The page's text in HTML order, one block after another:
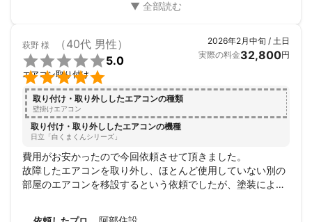
萩野 様 （40代 男性）


5.0
エアコン取り付け
2026年2月中旬 / 土日
実際の料金32,800円
取り付け・取り外ししたエアコンの種類
壁掛けエアコン
取り付け・取り外ししたエアコンの機種
日立「白くまくんシリーズ」
費用がお安かったので今回依頼させて頂きました。
故障したエアコンを取り外し、ほとんど使用していない別の
部屋のエアコンを移設するという依頼でしたが、塗装による